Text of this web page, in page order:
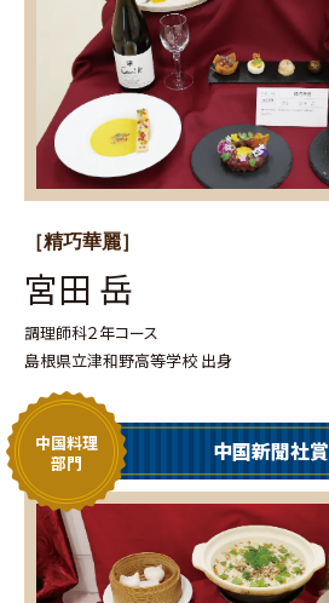
［精巧華麗］
宮田 岳
調理師科２年コース
島根県立津和野高等学校 出身
中国料理
部門
中国新聞社賞